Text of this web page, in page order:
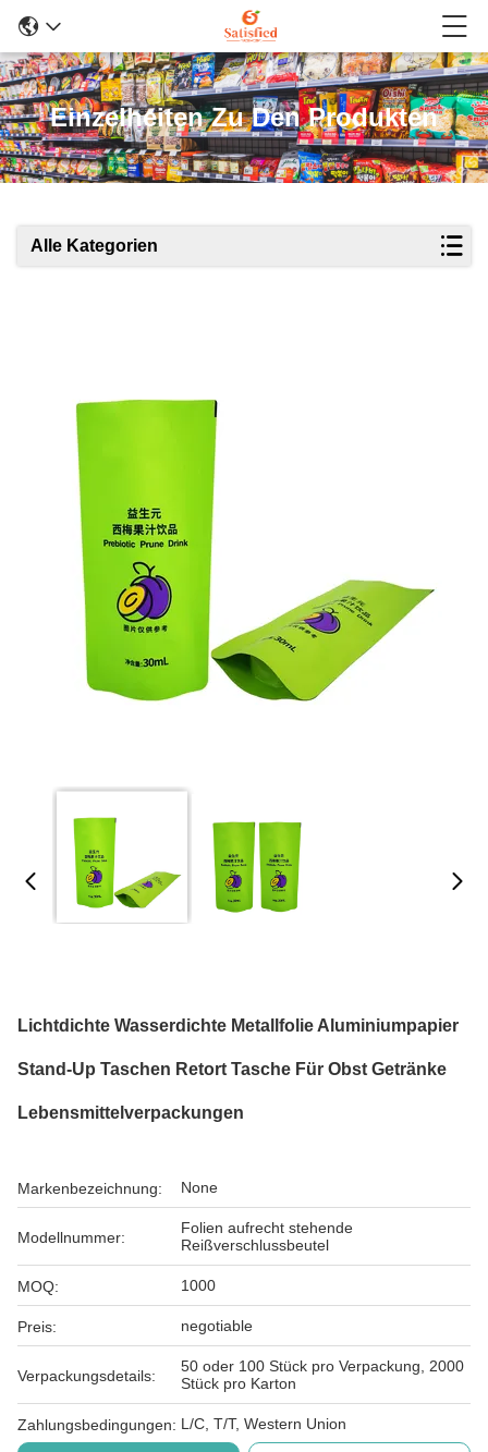
Einzelheiten Zu Den Produkten
Alle Kategorien
Lichtdichte Wasserdichte Metallfolie Aluminiumpapier
Stand-Up Taschen Retort Tasche Für Obst Getränke
Lebensmittelverpackungen
Markenbezeichnung: None
Modellnummer:
Folien aufrecht stehende
Reißverschlussbeutel
MOQ: 1000
Preis: negotiable
Verpackungsdetails:
50 oder 100 Stück pro Verpackung, 2000
Stück pro Karton
Zahlungsbedingungen: L/C, T/T, Western Union